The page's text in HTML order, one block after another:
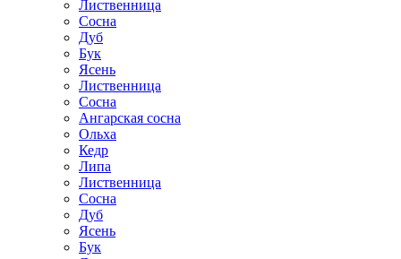
Лиственница
Сосна
Дуб
Бук
Ясень
Лиственница
Сосна
Ангарская сосна
Ольха
Кедр
Липа
Лиственница
Сосна
Дуб
Ясень
Бук